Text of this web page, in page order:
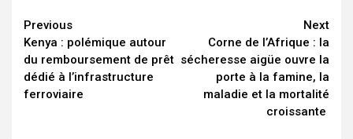
Continue
Reading
Previous
Kenya : polémique autour
du remboursement de prêt
dédié à l’infrastructure
ferroviaire
Next
Corne de l’Afrique : la
sécheresse aigüe ouvre la
porte à la famine, la
maladie et la mortalité
croissante